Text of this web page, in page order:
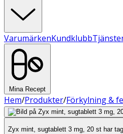
VarumärkenKundklubb
Mina Recept
Hem/Produkter/Förkylning &
Zyx mint, sugtablett 3 mg, 20 st har